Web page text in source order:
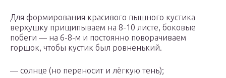
Для формирования красивого пышного кустика
верхушку прищипываем на 8-10 листе, боковые
побеги — на 6-8-м и постоянно поворачиваем
горшок, чтобы кустик был ровненький.
— солнце (но переносит и лёгкую тень);